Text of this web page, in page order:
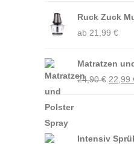
Ruck Zuck
ab 21,99 €
Matratzen
24,90€ 22,99
Intensiv